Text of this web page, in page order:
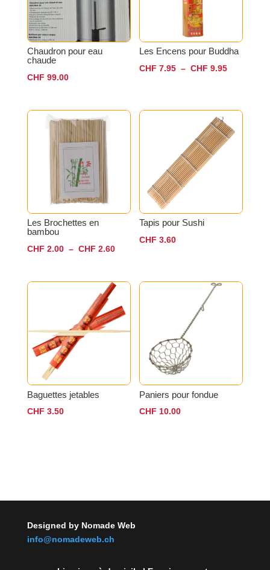
Chaudron pour eau
chaude
CHF 99.00
Les Encens pour Buddha
CHF 7.95 – CHF 9.95Plage
CHF 7.95
à
Les Brochettes en
bambou
CHF 2.00 – CHF 2.60Plage
prix :
à
Tapis pour Sushi
CHF 3.60
Baguettes jetables
CHF 3.50
Paniers pour fondue
CHF 10.00
Designed by Nomade Web
info@nomadeweb.ch